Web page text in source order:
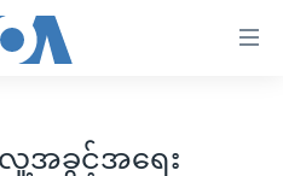
အခွင့်အရေး